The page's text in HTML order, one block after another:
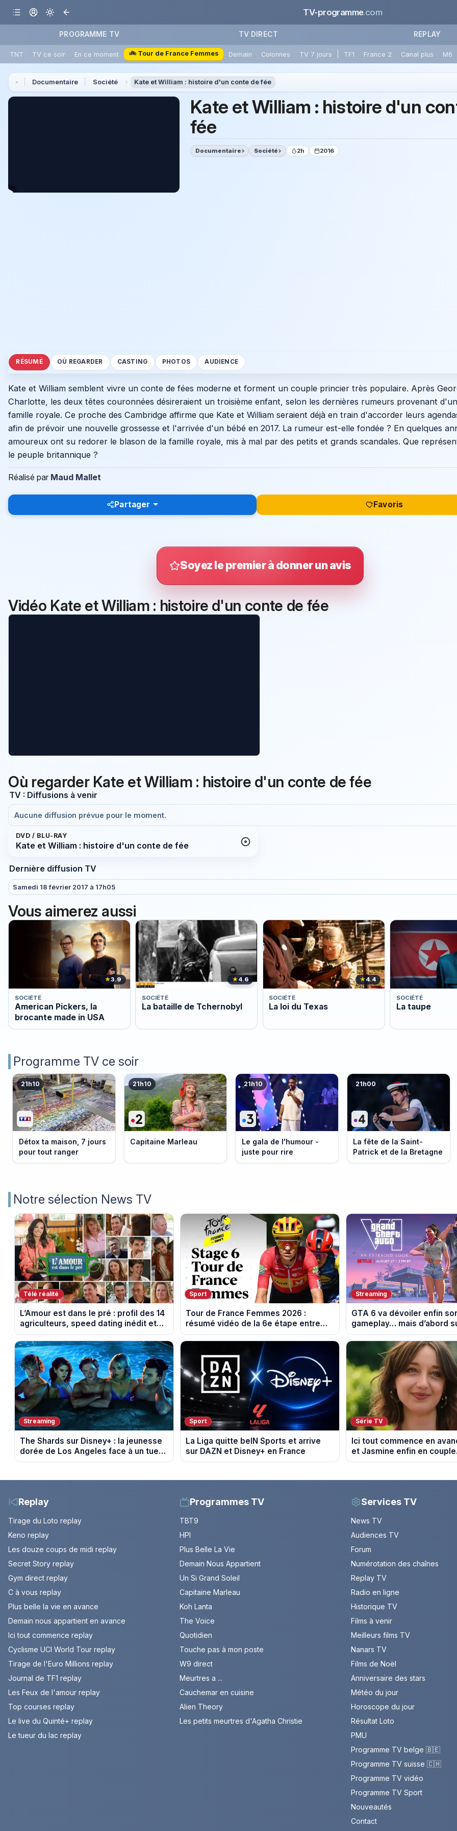
TV-programme.com
PROGRAMME TV TV DIRECT REPLAY
TNT TV ce soir En ce moment 🚲 Tour de France Femmes Demain Colonnes TV 7 jours TF1 France 2 Canal plus M6
Documentaire Société Kate et William : histoire d'un conte de fée
Kate et William : histoire d'un
fée
Documentaire Société 2h 2016
RÉSUMÉ OÙ REGARDER CASTING PHOTOS AUDIENCE
Kate et William semblent vivre un conte de fées moderne et forment un couple princier très populaire. Après
Charlotte, les deux têtes couronnées désireraient un troisième enfant, selon les dernières rumeurs provenant
famille royale. Ce proche des Cambridge affirme que Kate et William seraient déjà en train d'accorder leurs
afin de prévoir une nouvelle grossesse et l'arrivée d'un bébé en 2017. La rumeur est-elle fondée ? En quelques
amoureux ont su redorer le blason de la famille royale, mis à mal par des petits et grands scandales. Que
le peuple britannique ?
Réalisé par Maud Mallet
Partager Favoris
Soyez le premier à donner un avis
Vidéo Kate et William : histoire d'un conte de fée
Où regarder Kate et William : histoire d'un conte de fée
TV : Diffusions à venir
Aucune diffusion prévue pour le moment.
DVD / BLU-RAY
Kate et William : histoire d'un conte de fée
Dernière diffusion TV
Samedi 18 février 2017 à 17h05
Vous aimerez aussi
★3.9
SOCIÉTÉ
American Pickers, la
brocante made in USA
★4.6
SOCIÉTÉ
La bataille de Tchernobyl
★4.4
SOCIÉTÉ
La loi du Texas
SOCIÉTÉ
La taupe
Programme TV ce soir
21h10
Détox ta maison, 7 jours
pour tout ranger
21h10
Capitaine Marleau
21h10
Le gala de l'humour -
juste pour rire
21h00
La fête de la Saint-
Patrick et de la Bretagne
Notre sélection News TV
Télé réalité
L’Amour est dans le pré : profil des 14
agriculteurs, speed dating inédit et
de nouvelles histoires d’amour
Sport
Tour de France Femmes 2026 :
résumé vidéo de la 6e étape entre
Montbrison et Tournon-sur-Rhône
Streaming
GTA 6 va dévoiler enfin
gameplay… mais d’abord
Streaming
The Shards sur Disney+ : la jeunesse
dorée de Los Angeles face à un tueur
dans les années 80
Sport
La Liga quitte beIN Sports et arrive
sur DAZN et Disney+ en France
Série TV
Ici tout commence en
et Jasmine enfin en
du 7 août 2026 (spoiler)
Replay
Tirage du Loto replay
Keno replay
Les douze coups de midi replay
Secret Story replay
Gym direct replay
C à vous replay
Plus belle la vie en avance
Demain nous appartient en avance
Ici tout commence replay
Cyclisme UCI World Tour replay
Tirage de l'Euro Millions replay
Journal de TF1 replay
Les Feux de l'amour replay
Top courses replay
Le live du Quinté+ replay
Le tueur du lac replay
Programmes TV
TBT9
HPI
Plus Belle La Vie
Demain Nous Appartient
Un Si Grand Soleil
Capitaine Marleau
Koh Lanta
The Voice
Quotidien
Touche pas à mon poste
W9 direct
Meurtres a ...
Cauchemar en cuisine
Alien Theory
Les petits meurtres d'Agatha Christie
Services TV
News TV
Audiences TV
Forum
Numérotation des chaînes
Replay TV
Radio en ligne
Historique TV
Films à venir
Meilleurs films TV
Nanars TV
Films de Noël
Anniversaire des stars
Météo du jour
Horoscope du jour
Résultat Loto
PMU
Programme TV belge 🇧🇪
Programme TV suisse 🇨🇭
Programme TV vidéo
Programme TV Sport
Nouveautés
Contact